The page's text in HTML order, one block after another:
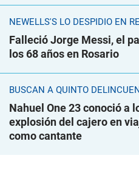
NEWELLS'S LO DESPIDIÓ EN
Falleció Jorge Messi, el
los 68 años en Rosario
BUSCAN A QUINTO
Nahuel One 23 conoció a
explosión del cajero en
como cantante